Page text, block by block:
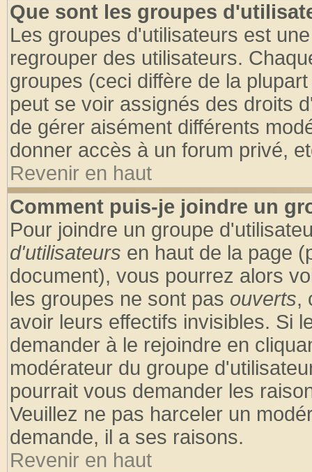
Que sont les groupes
Les groupes d'utilisateurs est
regrouper des utilisateurs.
groupes (ceci diffère de la
peut se voir assignés des droits
de gérer aisément différents
donner accès à un forum privé,
Revenir en haut
Comment puis-je joindre un
Pour joindre un groupe
d'utilisateurs en haut de la page
document), vous pourrez alors
les groupes ne sont pas ouverts,
avoir leurs effectifs invisibles. Si
demander à le rejoindre en
modérateur du groupe
pourrait vous demander les
Veuillez ne pas harceler un
demande, il a ses raisons.
Revenir en haut